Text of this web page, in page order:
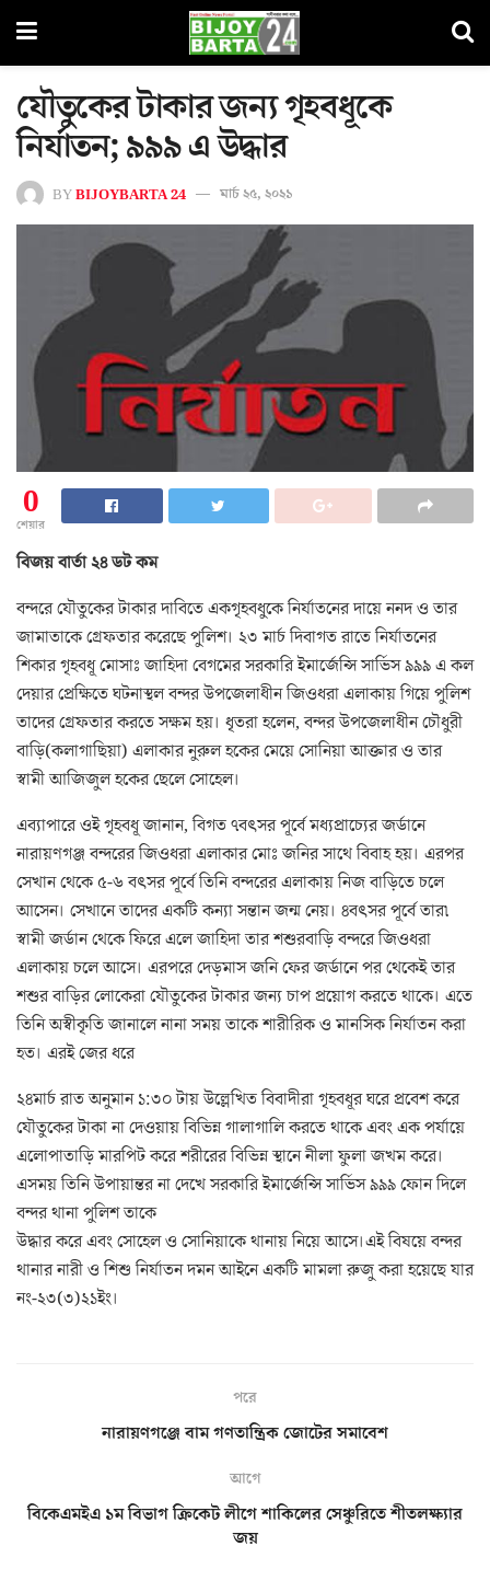
যৌতুকের টাকার জন্য গৃহবধূকে
নির্যাতন; ৯৯৯ এ উদ্ধার
BYBIJOYBARTA 24 মার্চ ২৫, ২০২১
0
শেয়ার
বিজয় বার্তা ২৪ ডট কম
বন্দরে যৌতুকের টাকার দাবিতে একগৃহবধুকে নির্যাতনের দায়ে ননদ ও তার
জামাতাকে গ্রেফতার করেছে পুলিশ। ২৩ মার্চ দিবাগত রাতে নির্যাতনের
শিকার গৃহবধূ মোসাঃ জাহিদা বেগমের সরকারি ইমার্জেন্সি সার্ভিস ৯৯৯ এ কল
দেয়ার প্রেক্ষিতে ঘটনাস্থল বন্দর উপজেলাধীন জিওধরা এলাকায় গিয়ে পুলিশ
তাদের গ্রেফতার করতে সক্ষম হয়। ধৃতরা হলেন, বন্দর উপজেলাধীন চৌধুরী
বাড়ি(কলাগাছিয়া) এলাকার নুরুল হকের মেয়ে সোনিয়া আক্তার ও তার
স্বামী আজিজুল হকের ছেলে সোহেল।
এব্যাপারে ওই গৃহবধূ জানান, বিগত ৭বৎসর পূর্বে মধ্যপ্রাচ্যের জর্ডানে
নারায়ণগঞ্জ বন্দরের জিওধরা এলাকার মোঃ জনির সাথে বিবাহ হয়। এরপর
সেখান থেকে ৫-৬ বৎসর পূর্বে তিনি বন্দরের এলাকায় নিজ বাড়িতে চলে
আসেন। সেখানে তাদের একটি কন্যা সন্তান জন্ম নেয়। ৪বৎসর পূর্বে তার৷
স্বামী জর্ডান থেকে ফিরে এলে জাহিদা তার শশুরবাড়ি বন্দরে জিওধরা
এলাকায় চলে আসে। এরপরে দেড়মাস জনি ফের জর্ডানে পর থেকেই তার
শশুর বাড়ির লোকেরা যৌতুকের টাকার জন্য চাপ প্রয়োগ করতে থাকে। এতে
তিনি অস্বীকৃতি জানালে নানা সময় তাকে শারীরিক ও মানসিক নির্যাতন করা
হত। এরই জের ধরে
২৪মার্চ রাত অনুমান ১:৩০ টায় উল্লেখিত বিবাদীরা গৃহবধূর ঘরে প্রবেশ করে
যৌতুকের টাকা না দেওয়ায় বিভিন্ন গালাগালি করতে থাকে এবং এক পর্যায়ে
এলোপাতাড়ি মারপিট করে শরীরের বিভিন্ন স্থানে নীলা ফুলা জখম করে।
এসময় তিনি উপায়ান্তর না দেখে সরকারি ইমার্জেন্সি সার্ভিস ৯৯৯ ফোন দিলে
বন্দর থানা পুলিশ তাকে
উদ্ধার করে এবং সোহেল ও সোনিয়াকে থানায় নিয়ে আসে।এই বিষয়ে বন্দর
থানার নারী ও শিশু নির্যাতন দমন আইনে একটি মামলা রুজু করা হয়েছে যার
নং-২৩(৩)২১ইং।
পরে
নারায়ণগঞ্জে বাম গণতান্ত্রিক জোটের সমাবেশ
আগে
বিকেএমইএ ১ম বিভাগ ক্রিকেট লীগে শাকিলের সেঞ্চুরিতে শীতলক্ষ্যার
জয়